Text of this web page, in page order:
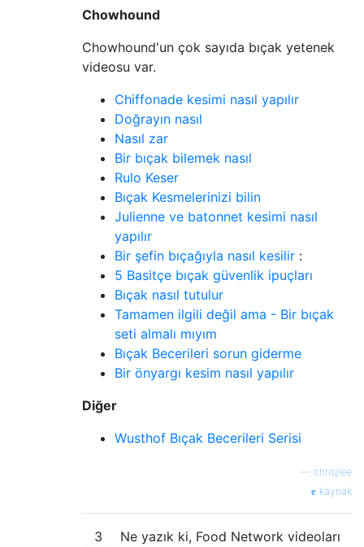
Chowhound
Chowhound'un çok sayıda bıçak yetenek
videosu var.
Chiffonade kesimi nasıl yapılır
Doğrayın nasıl
Nasıl zar
Bir bıçak bilemek nasıl
Rulo Keser
Bıçak Kesmelerinizi bilin
Julienne ve batonnet kesimi nasıl
yapılır
Bir şefin bıçağıyla nasıl kesilir :
5 Basitçe bıçak güvenlik ipuçları
Bıçak nasıl tutulur
Tamamen ilgili değil ama - Bir bıçak
seti almalı mıyım
Bıçak Becerileri sorun giderme
Bir önyargı kesim nasıl yapılır
Diğer
Wusthof Bıçak Becerileri Serisi
chrisjlee
kaynak
3
Ne yazık ki, Food Network videoları